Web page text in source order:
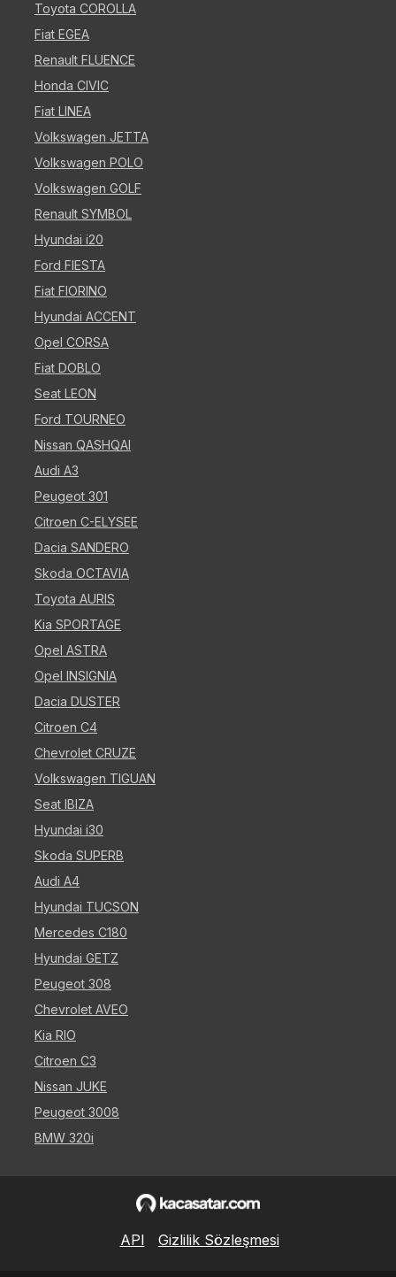
Toyota COROLLA
Fiat EGEA
Renault FLUENCE
Honda CIVIC
Fiat LINEA
Volkswagen JETTA
Volkswagen POLO
Volkswagen GOLF
Renault SYMBOL
Hyundai i20
Ford FIESTA
Fiat FIORINO
Hyundai ACCENT
Opel CORSA
Fiat DOBLO
Seat LEON
Ford TOURNEO
Nissan QASHQAI
Audi A3
Peugeot 301
Citroen C-ELYSEE
Dacia SANDERO
Skoda OCTAVIA
Toyota AURIS
Kia SPORTAGE
Opel ASTRA
Opel INSIGNIA
Dacia DUSTER
Citroen C4
Chevrolet CRUZE
Volkswagen TIGUAN
Seat IBIZA
Hyundai i30
Skoda SUPERB
Audi A4
Hyundai TUCSON
Mercedes C180
Hyundai GETZ
Peugeot 308
Chevrolet AVEO
Kia RIO
Citroen C3
Nissan JUKE
Peugeot 3008
BMW 320i
API Gizlilik Sözleşmesi